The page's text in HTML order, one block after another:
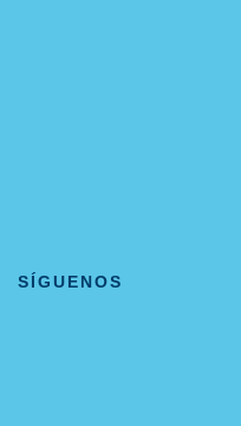
SÍGUENOS